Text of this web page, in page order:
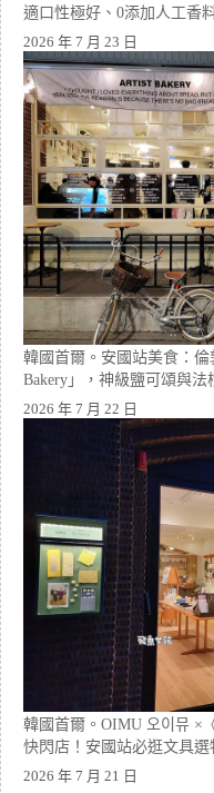
適口性極好、0添加人工香
2026 年 7 月 23 日
韓國首爾。安國站美食：
Bakery」，神級鹽可頌與法
2026 年 7 月 22 日
韓國首爾。OIMU 오이뮤 ×
快閃店！安國站必逛文具選
2026 年 7 月 21 日